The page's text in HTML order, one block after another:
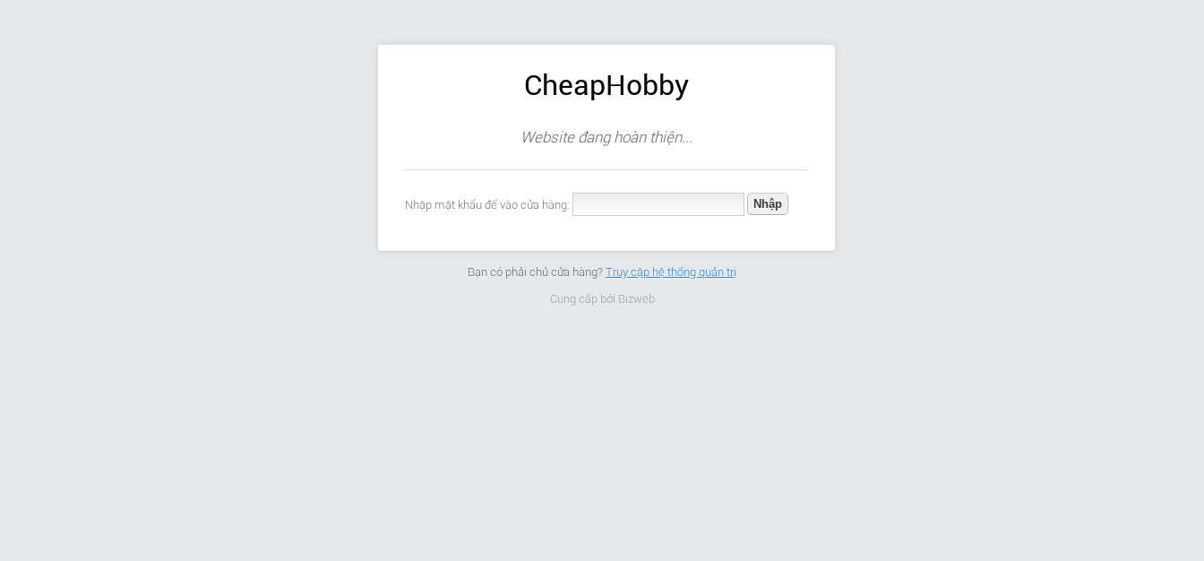
CheapHobby
Website đang hoàn thiện...
Nhập mật khẩu để vào cửa hàng:
Bạn có phải chủ cửa hàng? Truy cập hệ thống quản trị
Cung cấp bởi Bizweb